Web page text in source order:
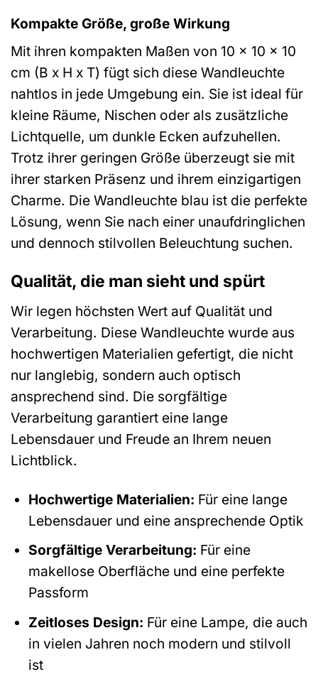
Kompakte Größe, große Wirkung
Mit ihren kompakten Maßen von 10 x 10 x 10
cm (B x H x T) fügt sich diese Wandleuchte
nahtlos in jede Umgebung ein. Sie ist ideal für
kleine Räume, Nischen oder als zusätzliche
Lichtquelle, um dunkle Ecken aufzuhellen.
Trotz ihrer geringen Größe überzeugt sie mit
ihrer starken Präsenz und ihrem einzigartigen
Charme. Die Wandleuchte blau ist die perfekte
Lösung, wenn Sie nach einer unaufdringlichen
und dennoch stilvollen Beleuchtung suchen.
Qualität, die man sieht und spürt
Wir legen höchsten Wert auf Qualität und
Verarbeitung. Diese Wandleuchte wurde aus
hochwertigen Materialien gefertigt, die nicht
nur langlebig, sondern auch optisch
ansprechend sind. Die sorgfältige
Verarbeitung garantiert eine lange
Lebensdauer und Freude an Ihrem neuen
Lichtblick.
Hochwertige Materialien: Für eine lange
Lebensdauer und eine ansprechende Optik
Sorgfältige Verarbeitung: Für eine
makellose Oberfläche und eine perfekte
Passform
Zeitloses Design: Für eine Lampe, die auch
in vielen Jahren noch modern und stilvoll
ist